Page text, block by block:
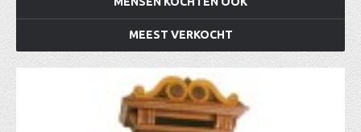
MEEST VERKOCHT